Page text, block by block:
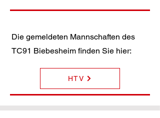
Die gemeldeten Mannschaften des
TC91 Biebesheim finden Sie hier:
HTV